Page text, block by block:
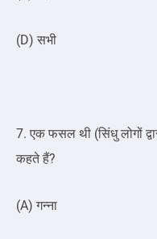
(D) सभी
7. एक फसल थी (सिंधु लोगों
कहते हैं?
(A) गन्ना